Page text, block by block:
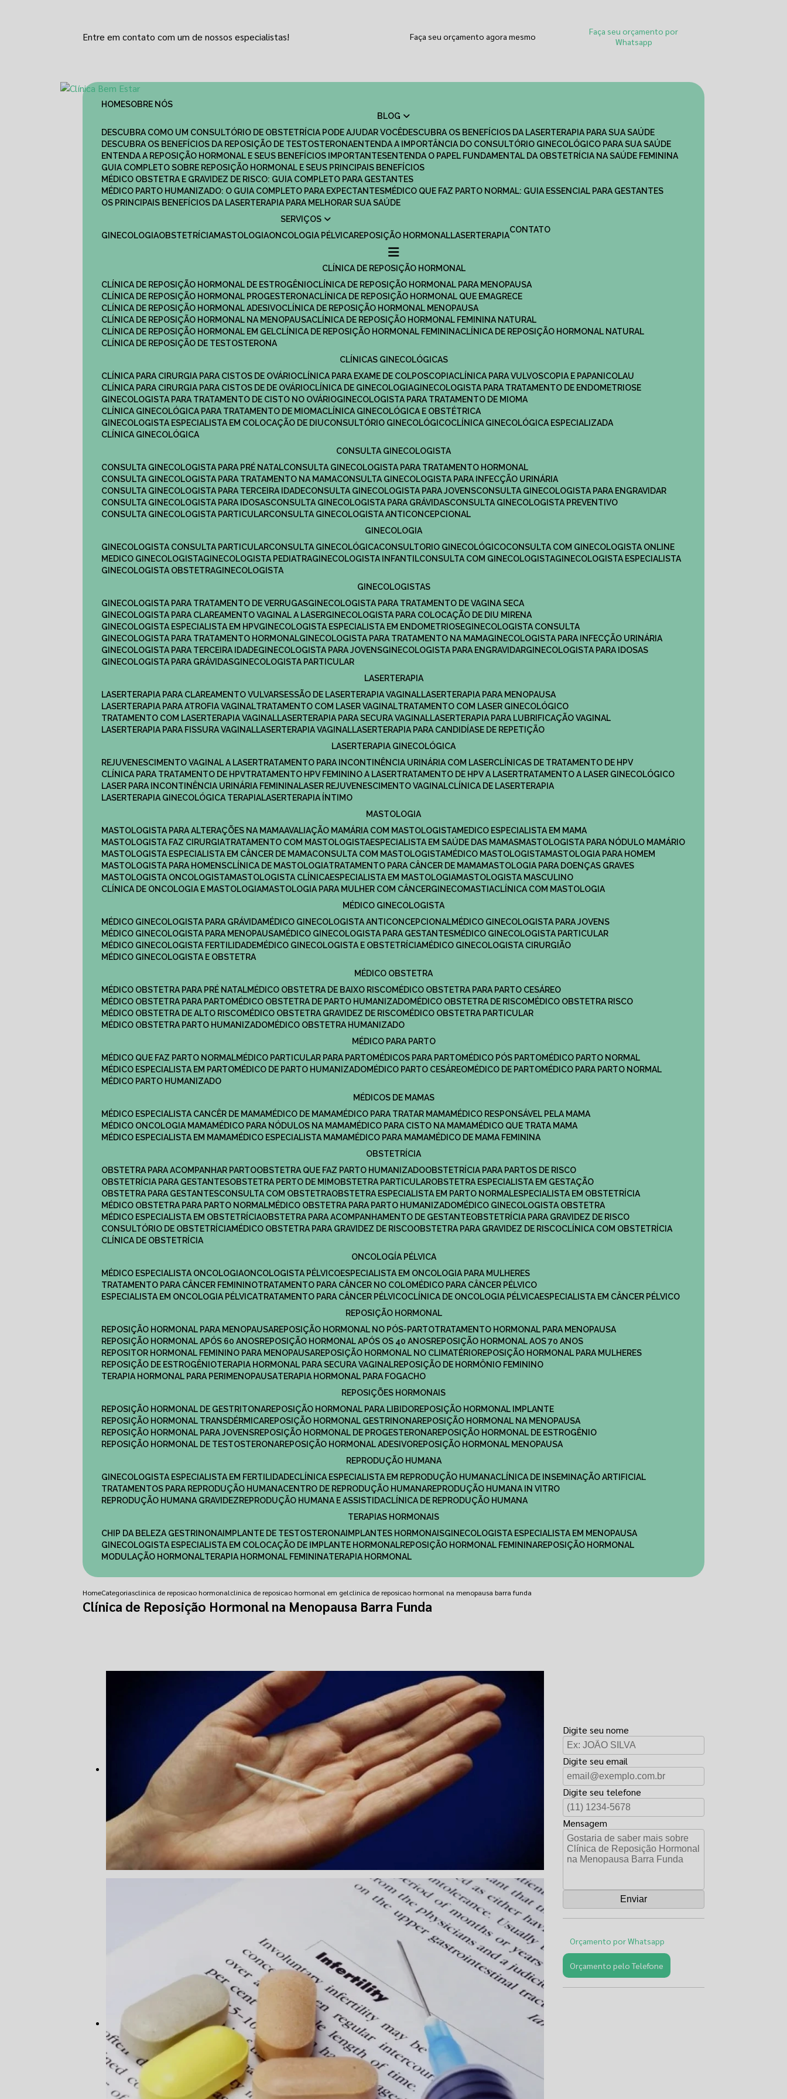
Entre em contato com um de nossos especialistas! Faça seu orçamento agora mesmo
Faça seu orçamento por
Whatsapp
HOME
SOBRE NÓS
BLOG
DESCUBRA COMO UM CONSULTÓRIO DE OBSTETRÍCIA PODE AJUDAR VOCÊ
DESCUBRA OS BENEFÍCIOS DA LASERTERAPIA PARA SUA SAÚDE
DESCUBRA OS BENEFÍCIOS DA REPOSIÇÃO DE TESTOSTERONA
ENTENDA A IMPORTÂNCIA DO CONSULTÓRIO GINECOLÓGICO PARA SUA SAÚDE
ENTENDA A REPOSIÇÃO HORMONAL E SEUS BENEFÍCIOS IMPORTANTES
ENTENDA O PAPEL FUNDAMENTAL DA OBSTETRÍCIA NA SAÚDE FEMININA
GUIA COMPLETO SOBRE REPOSIÇÃO HORMONAL E SEUS PRINCIPAIS BENEFÍCIOS
MÉDICO OBSTETRA E GRAVIDEZ DE RISCO: GUIA COMPLETO PARA GESTANTES
MÉDICO PARTO HUMANIZADO: O GUIA COMPLETO PARA EXPECTANTES
MÉDICO QUE FAZ PARTO NORMAL: GUIA ESSENCIAL PARA GESTANTES
OS PRINCIPAIS BENEFÍCIOS DA LASERTERAPIA PARA MELHORAR SUA SAÚDE
SERVIÇOS
GINECOLOGIA
OBSTETRÍCIA MASTOLOGIA ONCOLOGIA PÉLVICA REPOSIÇÃO HORMONAL LASERTERAPIA
CONTATO
CLÍNICA DE REPOSIÇÃO HORMONAL
CLÍNICA DE REPOSIÇÃO HORMONAL DE ESTROGÊNIO
CLÍNICA DE REPOSIÇÃO HORMONAL PARA MENOPAUSA
CLÍNICA DE REPOSIÇÃO HORMONAL PROGESTERONA
CLÍNICA DE REPOSIÇÃO HORMONAL QUE EMAGRECE
CLÍNICA DE REPOSIÇÃO HORMONAL ADESIVO
CLÍNICA DE REPOSIÇÃO HORMONAL MENOPAUSA
CLÍNICA DE REPOSIÇÃO HORMONAL NA MENOPAUSA
CLÍNICA DE REPOSIÇÃO HORMONAL FEMININA NATURAL
CLÍNICA DE REPOSIÇÃO HORMONAL EM GEL
CLÍNICA DE REPOSIÇÃO HORMONAL FEMININA
CLÍNICA DE REPOSIÇÃO HORMONAL NATURAL
CLÍNICA DE REPOSIÇÃO DE TESTOSTERONA
CLÍNICAS GINECOLÓGICAS
CLÍNICA PARA CIRURGIA PARA CISTOS DE OVÁRIO
CLÍNICA PARA EXAME DE COLPOSCOPIA
CLÍNICA PARA VULVOSCOPIA E PAPANICOLAU
CLÍNICA PARA CIRURGIA PARA CISTOS DE DE OVÁRIO
CLÍNICA DE GINECOLOGIA
GINECOLOGISTA PARA TRATAMENTO DE ENDOMETRIOSE
GINECOLOGISTA PARA TRATAMENTO DE CISTO NO OVÁRIO
GINECOLOGISTA PARA TRATAMENTO DE MIOMA
CLÍNICA GINECOLÓGICA PARA TRATAMENTO DE MIOMA
CLÍNICA GINECOLÓGICA E OBSTÉTRICA
GINECOLOGISTA ESPECIALISTA EM COLOCAÇÃO DE DIU
CONSULTÓRIO GINECOLÓGICO
CLÍNICA GINECOLÓGICA ESPECIALIZADA
CLÍNICA GINECOLÓGICA
CONSULTA GINECOLOGISTA
CONSULTA GINECOLOGISTA PARA PRÉ NATAL
CONSULTA GINECOLOGISTA PARA TRATAMENTO HORMONAL
CONSULTA GINECOLOGISTA PARA TRATAMENTO NA MAMA
CONSULTA GINECOLOGISTA PARA INFECÇÃO URINÁRIA
CONSULTA GINECOLOGISTA PARA TERCEIRA IDADE
CONSULTA GINECOLOGISTA PARA JOVENS
CONSULTA GINECOLOGISTA PARA ENGRAVIDAR
CONSULTA GINECOLOGISTA PARA IDOSAS
CONSULTA GINECOLOGISTA PARA GRÁVIDAS
CONSULTA GINECOLOGISTA PREVENTIVO
CONSULTA GINECOLOGISTA PARTICULAR
CONSULTA GINECOLOGISTA ANTICONCEPCIONAL
GINECOLOGIA
GINECOLOGISTA CONSULTA PARTICULAR​
CONSULTA GINECOLÓGICA​ CONSULTORIO GINECOLÓGICO​
CONSULTA COM GINECOLOGISTA ONLINE​
MEDICO GINECOLOGISTA​
GINECOLOGISTA PEDIATRA​ GINECOLOGISTA INFANTIL​ CONSULTA COM GINECOLOGISTA​
GINECOLOGISTA ESPECIALISTA
GINECOLOGISTA OBSTETRA​
GINECOLOGISTA
GINECOLOGISTAS
GINECOLOGISTA PARA TRATAMENTO DE VERRUGAS
GINECOLOGISTA PARA TRATAMENTO DE VAGINA SECA
GINECOLOGISTA PARA CLAREAMENTO VAGINAL A LASER
GINECOLOGISTA PARA COLOCAÇÃO DE DIU MIRENA
GINECOLOGISTA ESPECIALISTA EM HPV
GINECOLOGISTA ESPECIALISTA EM ENDOMETRIOSE
GINECOLOGISTA CONSULTA
GINECOLOGISTA PARA TRATAMENTO HORMONAL
GINECOLOGISTA PARA TRATAMENTO NA MAMA
GINECOLOGISTA PARA INFECÇÃO URINÁRIA
GINECOLOGISTA PARA TERCEIRA IDADE
GINECOLOGISTA PARA JOVENS GINECOLOGISTA PARA ENGRAVIDAR
GINECOLOGISTA PARA IDOSAS
GINECOLOGISTA PARA GRÁVIDAS
GINECOLOGISTA PARTICULAR
LASERTERAPIA
LASERTERAPIA PARA CLAREAMENTO VULVAR
SESSÃO DE LASERTERAPIA​ VAGINAL LASERTERAPIA PARA MENOPAUSA
LASERTERAPIA PARA ATROFIA VAGINAL
TRATAMENTO COM LASER VAGINAL
TRATAMENTO COM LASER GINECOLÓGICO
TRATAMENTO COM LASERTERAPIA​ VAGINAL LASERTERAPIA PARA SECURA VAGINAL​ LASERTERAPIA PARA LUBRIFICAÇÃO VAGINAL​
LASERTERAPIA PARA FISSURA VAGINAL​ LASERTERAPIA VAGINAL​ LASERTERAPIA PARA CANDIDÍASE DE REPETIÇÃO
LASERTERAPIA GINECOLÓGICA
REJUVENESCIMENTO VAGINAL A LASER
TRATAMENTO PARA INCONTINÊNCIA URINÁRIA COM LASER
CLÍNICAS DE TRATAMENTO DE HPV
CLÍNICA PARA TRATAMENTO DE HPV
TRATAMENTO HPV FEMININO A LASER TRATAMENTO DE HPV A LASER
TRATAMENTO A LASER GINECOLÓGICO
LASER PARA INCONTINÊNCIA URINÁRIA FEMININA LASER REJUVENESCIMENTO VAGINAL
CLÍNICA DE LASERTERAPIA
LASERTERAPIA GINECOLÓGICA TERAPIA LASERTERAPIA ÍNTIMO
MASTOLOGIA
MASTOLOGISTA PARA ALTERAÇÕES NA MAMA AVALIAÇÃO MAMÁRIA COM MASTOLOGISTA
MEDICO ESPECIALISTA EM MAMA​
MASTOLOGISTA FAZ CIRURGIA
TRATAMENTO COM MASTOLOGISTA ESPECIALISTA EM SAÚDE DAS MAMAS
MASTOLOGISTA PARA NÓDULO MAMÁRIO
MASTOLOGISTA ESPECIALISTA EM CÂNCER DE MAMA
CONSULTA COM MASTOLOGISTA MÉDICO MASTOLOGISTA
MASTOLOGIA PARA HOMEM
MASTOLOGISTA PARA HOMENS
CLÍNICA DE MASTOLOGIA TRATAMENTO PARA CÂNCER DE MAMA
MASTOLOGIA PARA DOENÇAS GRAVES
MASTOLOGISTA ONCOLOGISTA
MASTOLOGISTA CLÍNICA ESPECIALISTA EM MASTOLOGIA
MASTOLOGISTA MASCULINO
CLÍNICA DE ONCOLOGIA E MASTOLOGIA
MASTOLOGIA PARA MULHER COM CÂNCER GINECOMASTIA
CLÍNICA COM MASTOLOGIA
MÉDICO GINECOLOGISTA
MÉDICO GINECOLOGISTA PARA GRÁVIDA
MÉDICO GINECOLOGISTA ANTICONCEPCIONAL
MÉDICO GINECOLOGISTA PARA JOVENS
MÉDICO GINECOLOGISTA PARA MENOPAUSA
MÉDICO GINECOLOGISTA PARA GESTANTES
MÉDICO GINECOLOGISTA PARTICULAR
MÉDICO GINECOLOGISTA FERTILIDADE
MÉDICO GINECOLOGISTA E OBSTETRÍCIA
MÉDICO GINECOLOGISTA CIRURGIÃO
MÉDICO GINECOLOGISTA E OBSTETRA
MÉDICO OBSTETRA
MÉDICO OBSTETRA PARA PRÉ NATAL
MÉDICO OBSTETRA DE BAIXO RISCO
MÉDICO OBSTETRA PARA PARTO CESÁREO
MÉDICO OBSTETRA PARA PARTO
MÉDICO OBSTETRA DE PARTO HUMANIZADO MÉDICO OBSTETRA DE RISCO
MÉDICO OBSTETRA RISCO
MÉDICO OBSTETRA DE ALTO RISCO
MÉDICO OBSTETRA GRAVIDEZ DE RISCO
MÉDICO OBSTETRA PARTICULAR
MÉDICO OBSTETRA PARTO HUMANIZADO
MÉDICO OBSTETRA HUMANIZADO
MÉDICO PARA PARTO
MÉDICO QUE FAZ PARTO NORMAL
MÉDICO PARTICULAR PARA PARTO MÉDICOS PARA PARTO MÉDICO PÓS PARTO
MÉDICO PARTO NORMAL
MÉDICO ESPECIALISTA EM PARTO
MÉDICO DE PARTO HUMANIZADO MÉDICO PARTO CESÁREO MÉDICO DE PARTO
MÉDICO PARA PARTO NORMAL
MÉDICO PARTO HUMANIZADO
MÉDICOS DE MAMAS
MÉDICO ESPECIALISTA CANCÊR DE MAMA
MÉDICO DE MAMA MÉDICO PARA TRATAR MAMA
MÉDICO RESPONSÁVEL PELA MAMA
MÉDICO ONCOLOGIA MAMA
MÉDICO PARA NÓDULOS NA MAMA MÉDICO PARA CISTO NA MAMA
MÉDICO QUE TRATA MAMA
MÉDICO ESPECIALISTA EM MAMA
MÉDICO ESPECIALISTA MAMA MÉDICO PARA MAMA
MÉDICO DE MAMA FEMININA
OBSTETRÍCIA
OBSTETRA PARA ACOMPANHAR PARTO
OBSTETRA QUE FAZ PARTO HUMANIZADO
OBSTETRÍCIA PARA PARTOS DE RISCO
OBSTETRÍCIA PARA GESTANTES
OBSTETRA PERTO DE MIM OBSTETRA PARTICULAR
OBSTETRA ESPECIALISTA EM GESTAÇÃO
OBSTETRA PARA GESTANTES
CONSULTA COM OBSTETRA OBSTETRA ESPECIALISTA EM PARTO NORMAL ESPECIALISTA EM OBSTETRÍCIA
MÉDICO OBSTETRA PARA PARTO NORMAL
MÉDICO OBSTETRA PARA PARTO HUMANIZADO
MÉDICO GINECOLOGISTA OBSTETRA
MÉDICO ESPECIALISTA EM OBSTETRÍCIA
OBSTETRA PARA ACOMPANHAMENTO DE GESTANTE
OBSTETRÍCIA PARA GRAVIDEZ DE RISCO
CONSULTÓRIO DE OBSTETRÍCIA
MÉDICO OBSTETRA PARA GRAVIDEZ DE RISCO OBSTETRA PARA GRAVIDEZ DE RISCO
CLÍNICA COM OBSTETRÍCIA
CLÍNICA DE OBSTETRÍCIA
ONCOLOGÍA PÉLVICA
MÉDICO ESPECIALISTA ONCOLOGIA
ONCOLOGISTA PÉLVICO ESPECIALISTA EM ONCOLOGIA PARA MULHERES
TRATAMENTO PARA CÂNCER FEMININO
TRATAMENTO PARA CÂNCER NO COLO
MÉDICO PARA CÂNCER PÉLVICO
ESPECIALISTA EM ONCOLOGIA PÉLVICA
TRATAMENTO PARA CÂNCER PÉLVICO CLÍNICA DE ONCOLOGIA PÉLVICA ESPECIALISTA EM CÂNCER PÉLVICO
REPOSIÇÃO HORMONAL
REPOSIÇÃO HORMONAL PARA MENOPAUSA
REPOSIÇÃO HORMONAL NO PÓS-PARTO
TRATAMENTO HORMONAL PARA MENOPAUSA
REPOSIÇÃO HORMONAL APÓS 60 ANOS
REPOSIÇÃO HORMONAL APÓS OS 40 ANOS
REPOSIÇÃO HORMONAL AOS 70 ANOS
REPOSITOR HORMONAL FEMININO PARA MENOPAUSA
REPOSIÇÃO HORMONAL NO CLIMATÉRIO
REPOSIÇÃO HORMONAL PARA MULHERES
REPOSIÇÃO DE ESTROGÊNIO
TERAPIA HORMONAL PARA SECURA VAGINAL
REPOSIÇÃO DE HORMÔNIO FEMININO
TERAPIA HORMONAL PARA PERIMENOPAUSA
TERAPIA HORMONAL PARA FOGACHO
REPOSIÇÕES HORMONAIS
REPOSIÇÃO HORMONAL DE GESTRITONA
REPOSIÇÃO HORMONAL PARA LIBIDO
REPOSIÇÃO HORMONAL IMPLANTE
REPOSIÇÃO HORMONAL TRANSDÉRMICA
REPOSIÇÃO HORMONAL GESTRINONA
REPOSIÇÃO HORMONAL NA MENOPAUSA
REPOSIÇÃO HORMONAL PARA JOVENS
REPOSIÇÃO HORMONAL DE PROGESTERONA
REPOSIÇÃO HORMONAL DE ESTROGÊNIO
REPOSIÇÃO HORMONAL DE TESTOSTERONA
REPOSIÇÃO HORMONAL ADESIVO
REPOSIÇÃO HORMONAL MENOPAUSA
REPRODUÇÃO HUMANA
GINECOLOGISTA ESPECIALISTA EM FERTILIDADE
CLÍNICA ESPECIALISTA EM REPRODUÇÃO HUMANA
CLÍNICA DE INSEMINAÇÃO ARTIFICIAL
TRATAMENTOS PARA REPRODUÇÃO HUMANA
CENTRO DE REPRODUÇÃO HUMANA
REPRODUÇÃO HUMANA IN VITRO
REPRODUÇÃO HUMANA GRAVIDEZ
REPRODUÇÃO HUMANA E ASSISTIDA
CLÍNICA DE REPRODUÇÃO HUMANA
TERAPIAS HORMONAIS
CHIP DA BELEZA GESTRINONA IMPLANTE DE TESTOSTERONA IMPLANTES HORMONAIS
GINECOLOGISTA ESPECIALISTA EM MENOPAUSA
GINECOLOGISTA ESPECIALISTA EM COLOCAÇÃO DE IMPLANTE HORMONAL
REPOSIÇÃO HORMONAL FEMININA
REPOSIÇÃO HORMONAL
MODULAÇÃO HORMONAL
TERAPIA HORMONAL FEMININA TERAPIA HORMONAL
HomeCategoriasclinica de reposicao hormonalclinica de reposicao hormonal em gelclinica de reposicao hormonal na menopausa barra funda
Clínica de Reposição Hormonal na Menopausa Barra Funda
Digite seu nome
Digite seu email
Digite seu telefone
Mensagem
Orçamento por Whatsapp
Orçamento pelo Telefone